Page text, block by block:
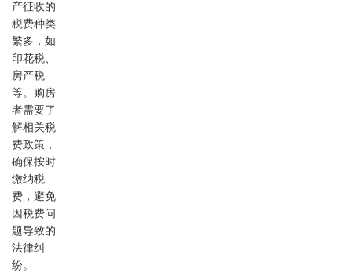
产征收的
税费种类
繁多，如
印花税、
房产税
等。购房
者需要了
解相关税
费政策，
确保按时
缴纳税
费，避免
因税费问
题导致的
法律纠
纷。